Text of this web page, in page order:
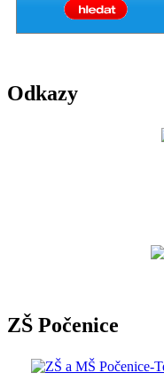
Odkazy
ZŠ Počenice